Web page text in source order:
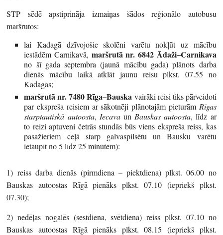
STP sēdē apstiprināja izmaiņas šādos reģionālo autobusu
maršrutos:
lai Kadagā dzīvojošie skolēni varētu nokļūt uz mācību
iestādēm Carnikavā, maršrutā nr. 6842 Ādaži–Carnikava
no šī gada septembra (jaunā mācību gada) plānots darba
dienās mācību laikā atklāt jaunu reisu plkst. 07.55 no
Kadagas;
maršrutā nr. 7480 Rīga–Bauska vairāki reisi tiks pārveidoti
par ekspreša reisiem ar sākotnēji plānotajām pieturām Rīgas
starptautiskā autoosta, Iecavaun Bauskas autoosta, līdz ar
to reizi aptuveni četrās stundās būs viens ekspreša reiss, kas
pasažieriem ceļā starp galvaspilsētu un Bausku varētu
ietaupīt no 5 līdz 25 minūtēm):
1) reiss darba dienās (pirmdiena – piektdiena) plkst. 06.00 no
Bauskas autoostas Rīgā pienāks plkst. 07.10 (iepriekš plkst.
07.30);
2) nedēļas nogalēs (sestdiena, svētdiena) reiss plkst. 07.10 no
Bauskas autoostas Rīgā pienāks plkst. 08.15 (iepriekš plkst.